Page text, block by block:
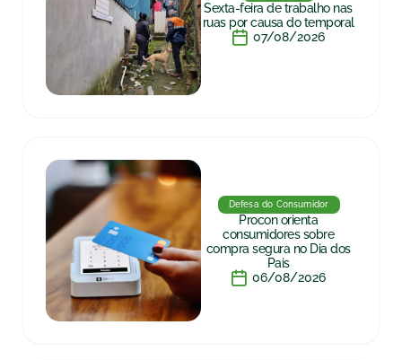
Sexta-feira de trabalho nas
ruas por causa do temporal
07/08/2026
Defesa do Consumidor
Procon orienta
consumidores sobre
compra segura no Dia dos
Pais
06/08/2026